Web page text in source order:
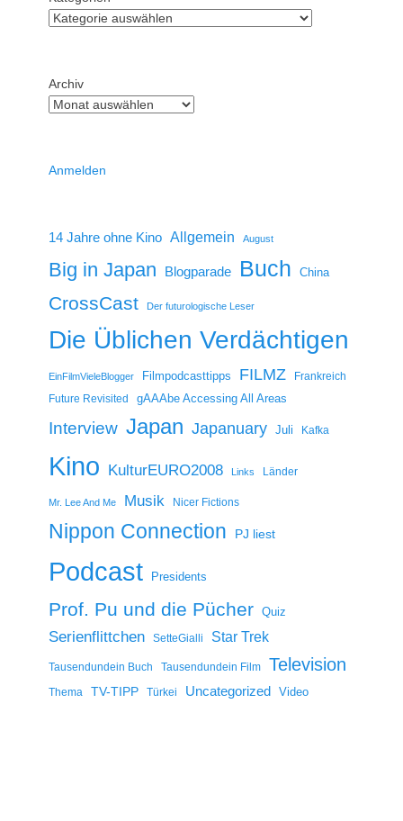
Archiv
Anmelden
14 Jahre ohne Kino Allgemein August
Big in Japan Blogparade Buch China
CrossCast Der futurologische Leser
Die Üblichen Verdächtigen
EinFilmVieleBlogger Filmpodcasttipps FILMZ
Frankreich
Future Revisited
gAAAbe Accessing All Areas
Interview Japan Japanuary Juli Kafka
Kino KulturEURO2008 Links Länder
Mr. Lee And Me Musik Nicer Fictions
Nippon Connection PJ liest
Podcast Presidents
Prof. Pu und die Pücher Quiz
Serienflittchen SetteGialli Star Trek
Tausendundein Buch Tausendundein Film Television
Thema TV-TIPP Türkei Uncategorized Video